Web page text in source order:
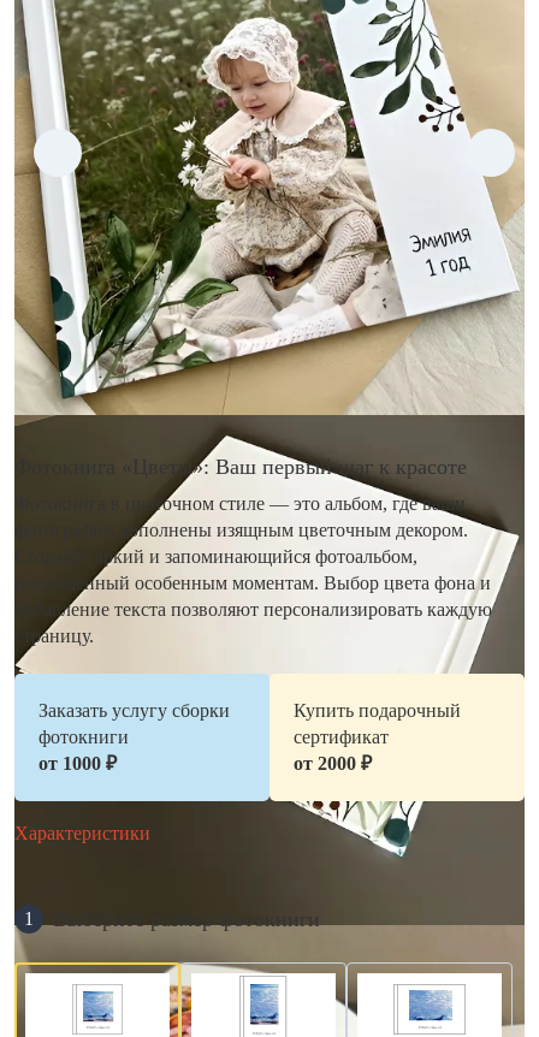
Фотокнига «Цветы»: Ваш первый шаг к красоте
Фотокнига в цветочном стиле — это альбом, где ваши
фотографии дополнены изящным цветочным декором.
Создайте яркий и запоминающийся фотоальбом,
посвященный особенным моментам. Выбор цвета фона и
добавление текста позволяют персонализировать каждую
страницу.
Заказать услугу сборки
фотокниги
от 1000 ₽
Купить подарочный
сертификат
от 2000 ₽
Характеристики
1 Выберите размер фотокниги